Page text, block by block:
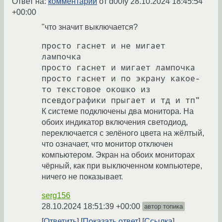
+00:00
"что значит выключается?
просто гаснет и не мигает
лампочка
просто гаснет и мигает лампочка
просто гаснет и по экрану какое-
то текстовое окошко из
К системе подключены два монитора. На
обоих индикатор включения светодиод,
переключается с зелёного цвета на жёлтый,
что означает, что монитор отключен
компьютером. Экран на обоих мониторах
чёрный, как при выключенном компьютере,
ничего не показывает.
serg156
28.10.2024 18:51:39 +00:00 автор топика